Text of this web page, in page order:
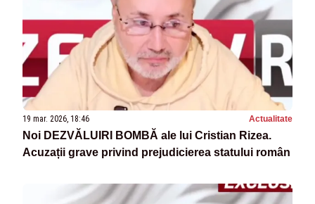
19 mar. 2026, 18:46 Actualitate
Noi DEZVĂLUIRI BOMBĂ ale lui Cristian Rizea.
Acuzații grave privind prejudicierea statului român